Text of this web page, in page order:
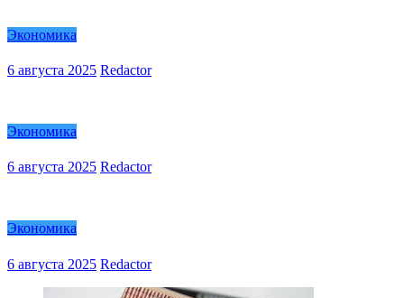
Экономика
6 августа 2025 Redactor
Экономика
6 августа 2025 Redactor
Экономика
6 августа 2025 Redactor